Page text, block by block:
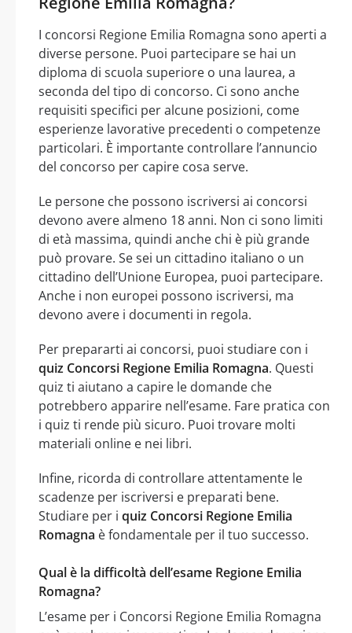
I concorsi Regione Emilia Romagna sono aperti a
diverse persone. Puoi partecipare se hai un
diploma di scuola superiore o una laurea, a
seconda del tipo di concorso. Ci sono anche
requisiti specifici per alcune posizioni, come
esperienze lavorative precedenti o competenze
particolari. È importante controllare l’annuncio
del concorso per capire cosa serve.
Le persone che possono iscriversi ai concorsi
devono avere almeno 18 anni. Non ci sono limiti
di età massima, quindi anche chi è più grande
può provare. Se sei un cittadino italiano o un
cittadino dell’Unione Europea, puoi partecipare.
Anche i non europei possono iscriversi, ma
devono avere i documenti in regola.
Per prepararti ai concorsi, puoi studiare con i
quiz Concorsi Regione Emilia Romagna. Questi
quiz ti aiutano a capire le domande che
potrebbero apparire nell’esame. Fare pratica con
i quiz ti rende più sicuro. Puoi trovare molti
materiali online e nei libri.
Infine, ricorda di controllare attentamente le
scadenze per iscriversi e preparati bene.
Studiare per i quiz Concorsi Regione Emilia
Romagna è fondamentale per il tuo successo.
Qual è la difficoltà dell’esame Regione Emilia
Romagna?
L’esame per i Concorsi Regione Emilia Romagna